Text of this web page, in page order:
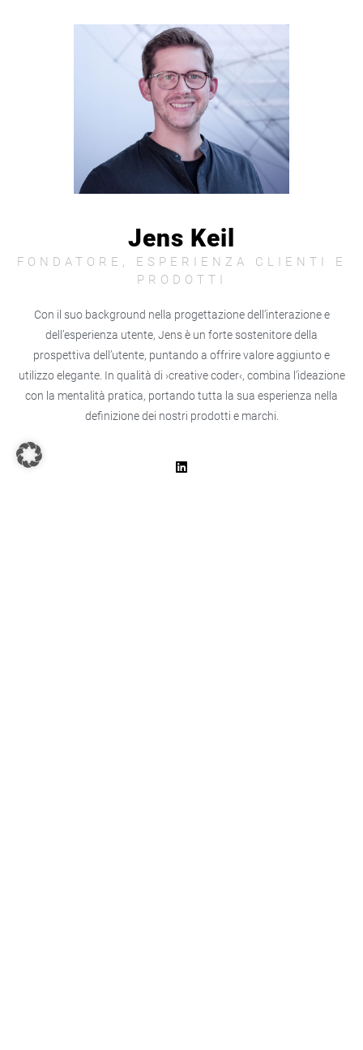
Jens Keil
FONDATORE, ESPERIENZA CLIENTI E
PRODOTTI
Con il suo background nella progettazione dell’interazione e
dell’esperienza utente, Jens è un forte sostenitore della
prospettiva dell’utente, puntando a offrire valore aggiunto e
utilizzo elegante. In qualità di ›creative coder‹, combina l’ideazione
con la mentalità pratica, portando tutta la sua esperienza nella
definizione dei nostri prodotti e marchi.